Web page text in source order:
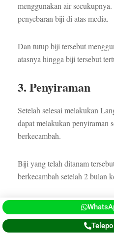
menggunakan air
penyebaran biji di atas media.
Dan tutup biji tersebut
atasnya hingga biji tersebut
3. Penyiraman
Setelah selesai melakukan
dapat melakukan penyiraman
berkecambah.
Biji yang telah ditanam
berkecambah setelah 2 bulan
4. Pemindahan
Apabila kecambah sudah